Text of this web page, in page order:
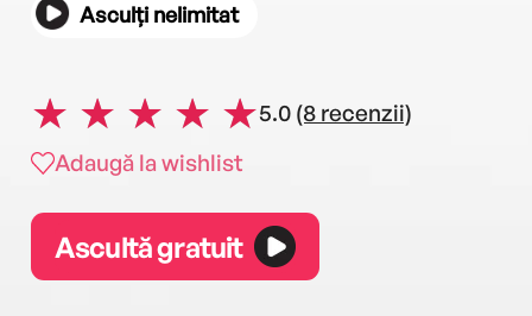
Asculți nelimitat
5.0 (8 recenzii)
Adaugă la wishlist
Ascultă gratuit